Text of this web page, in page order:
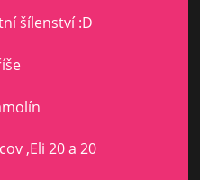
šílenství :D
,Eli 20 a 20